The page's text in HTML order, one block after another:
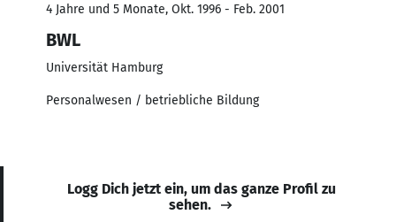
4 Jahre und 5 Monate, Okt. 1996 - Feb. 2001
BWL
Universität Hamburg
Personalwesen / betriebliche Bildung
Logg Dich jetzt ein, um das ganze Profil zu
sehen.